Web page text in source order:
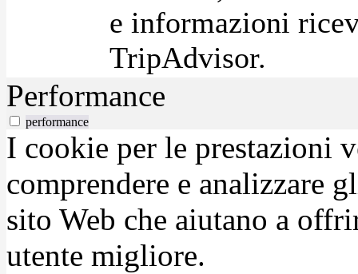
e informazioni
TripAdvisor.
Performance
performance
I cookie per le prestazioni
comprendere e analizzare
sito Web che aiutano a
utente migliore.